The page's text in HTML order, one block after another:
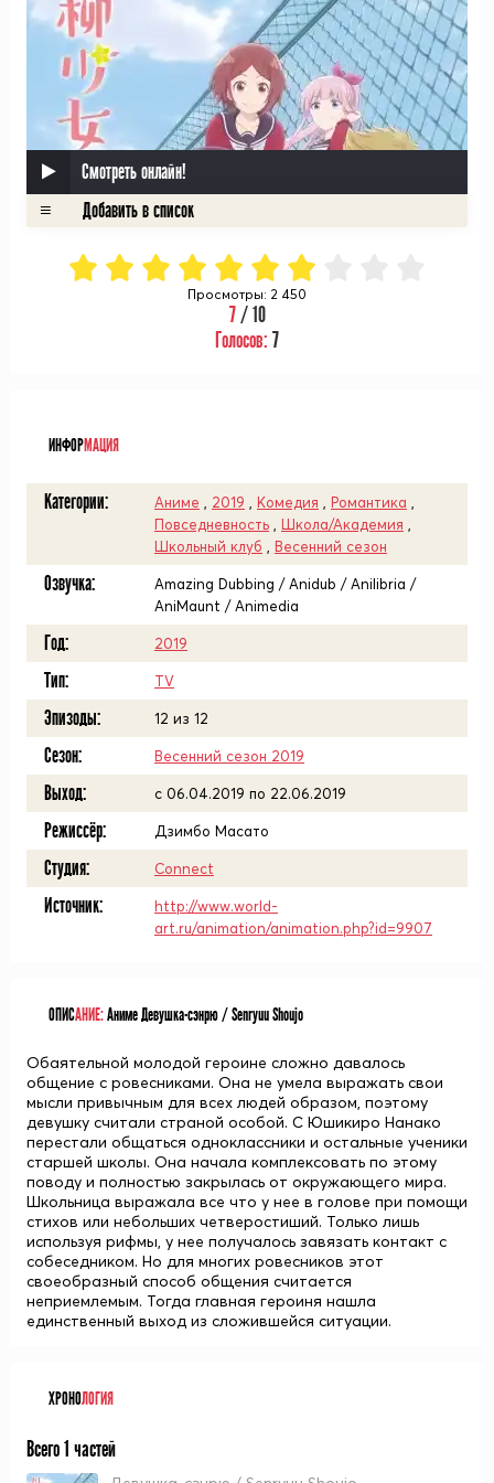
Смотреть онлайн!
Просмотры: 2 450
7/ 10
Голосов: 7
ИНФОРМАЦИЯ
Категории: Аниме 2019 Комедия Романтика
Повседневность
Школа/Академия
Школьный клуб
Весенний сезон
Озвучка:
Amazing Dubbing / Anidub / Anilibria /
AniMaunt / Animedia
Год: 2019
Тип: TV
Эпизоды: 12 из 12
Сезон: Весенний сезон 2019
Выход: c 06.04.2019 по 22.06.2019
Режиссёр: Дзимбо Масато
Студия: Connect
Источник:
http://www.world-
art.ru/animation/animation.php?id=9907
ОПИСАНИЕ:Аниме Девушка-сэнрю / Senryuu Shoujo
Обаятельной молодой героине сложно давалось
общение с ровесниками. Она не умела выражать свои
мысли привычным для всех людей образом, поэтому
девушку считали страной особой. С Юшикиро Нанако
перестали общаться одноклассники и остальные ученики
старшей школы. Она начала комплексовать по этому
поводу и полностью закрылась от окружающего мира.
Школьница выражала все что у нее в голове при помощи
стихов или небольших четверостиший. Только лишь
используя рифмы, у нее получалось завязать контакт с
собеседником. Но для многих ровесников этот
своеобразный способ общения считается
неприемлемым. Тогда главная героиня нашла
единственный выход из сложившейся ситуации.
ХРОНОЛОГИЯ
Всего 1 частей